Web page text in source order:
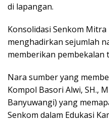
di lapangan.
Konsolidasi Senkom
menghadirkan sejumlah
memberikan pembekalan
Nara sumber yang
Kompol Basori Alwi, SH.,
Banyuwangi) yang
Senkom dalam Edukasi